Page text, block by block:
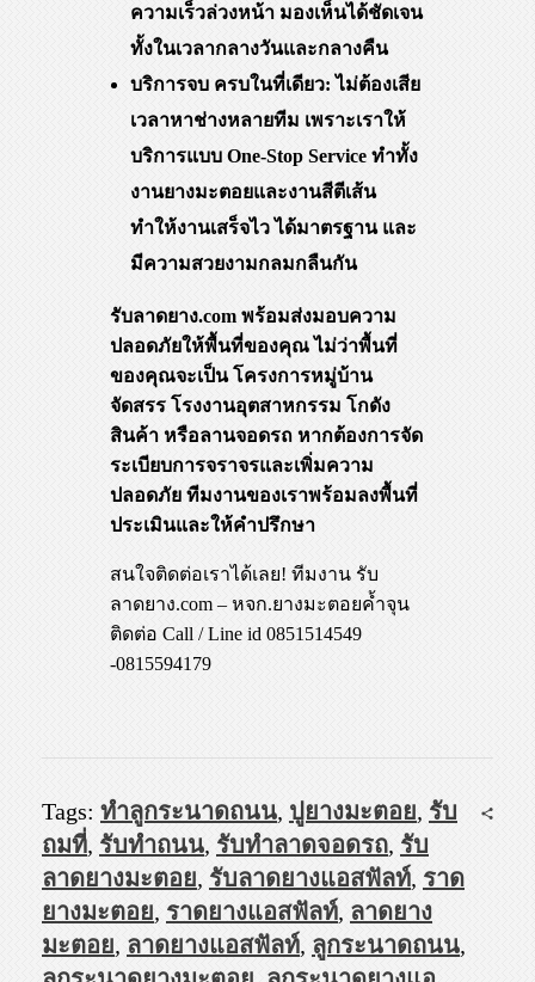
ความเร็วล่วงหน้า มองเห็นได้ชัดเจน
ทั้งในเวลากลางวันและกลางคืน
บริการจบ ครบในที่เดียว: ไม่ต้องเสีย
เวลาหาช่างหลายทีม เพราะเราให้
บริการแบบ One-Stop Service ทำทั้ง
งานยางมะตอยและงานสีตีเส้น
ทำให้งานเสร็จไว ได้มาตรฐาน และ
มีความสวยงามกลมกลืนกัน
รับลาดยาง.com พร้อมส่งมอบความ
ปลอดภัยให้พื้นที่ของคุณ ไม่ว่าพื้นที่
ของคุณจะเป็น โครงการหมู่บ้าน
จัดสรร โรงงานอุตสาหกรรม โกดัง
สินค้า หรือลานจอดรถ หากต้องการจัด
ระเบียบการจราจรและเพิ่มความ
ปลอดภัย ทีมงานของเราพร้อมลงพื้นที่
ประเมินและให้คำปรึกษา
สนใจติดต่อเราได้เลย! ทีมงาน รับ
ลาดยาง.com – หจก.ยางมะตอยค้ำจุน
ติดต่อ Call / Line id 0851514549
-0815594179
Tags: ทำลูกระนาดถนน, ปูยางมะตอย, รับ
ถมที่, รับทำถนน, รับทำลาดจอดรถ, รับ
ลาดยางมะตอย, รับลาดยางแอสฟัลท์, ราด
ยางมะตอย, ราดยางแอสฟัลท์, ลาดยาง
มะตอย, ลาดยางแอสฟัลท์, ลูกระนาดถนน,